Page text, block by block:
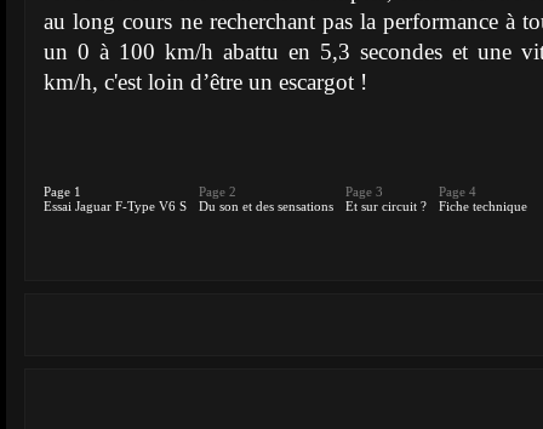
au long cours ne recherchant pas la performance à
un 0 à 100 km/h abattu en 5,3 secondes et une
km/h, c'est loin d’être un escargot !
Page 1
Essai Jaguar F-Type V6 S
Page 2
Du son et des sensations
Page 3
Et sur circuit ?
Page 4
Fiche technique